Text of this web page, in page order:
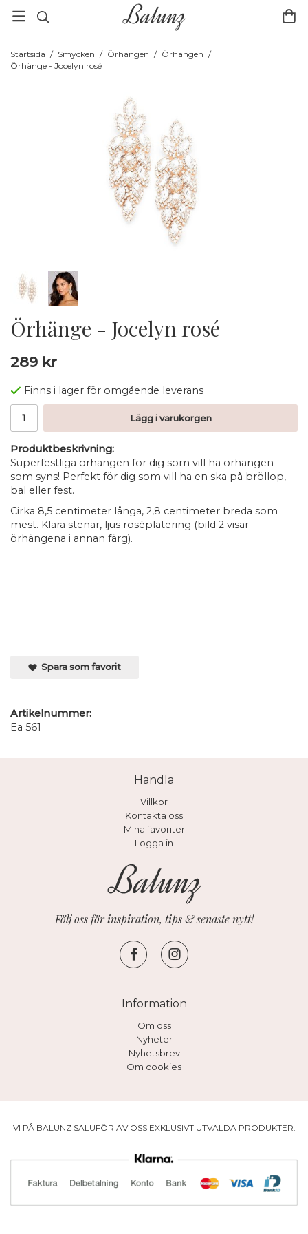
Startsida / Smycken / Örhängen / Örhängen /
Örhänge - Jocelyn rosé
Örhänge - Jocelyn rosé
289 kr
Finns i lager för omgående leverans
Lägg i varukorgen
Produktbeskrivning:
Superfestliga örhängen för dig som vill ha örhängen
som syns! Perfekt för dig som vill ha en ska på bröllop,
bal eller fest.
Cirka 8,5 centimeter långa, 2,8 centimeter breda som
mest. Klara stenar, ljus roséplätering (bild 2 visar
örhängena i annan färg).
Spara som favorit
Artikelnummer:
Ea 561
Handla
Villkor
Kontakta oss
Mina favoriter
Logga in
Följ oss för inspiration, tips & senaste nytt!
Information
Om oss
Nyheter
Nyhetsbrev
Om cookies
VI PÅ BALUNZ SALUFÖR AV OSS EXKLUSIVT UTVALDA PRODUKTER.